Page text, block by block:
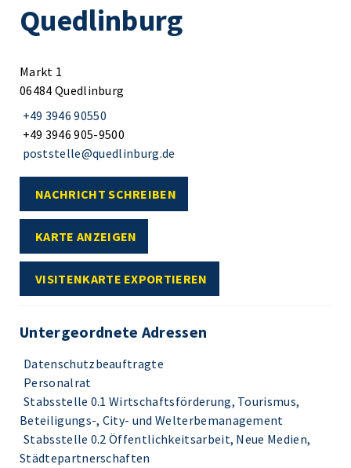
Quedlinburg
Markt 1
06484 Quedlinburg
+49 3946 90550
+49 3946 905-9500
poststelle@quedlinburg.de
NACHRICHT SCHREIBEN
KARTE ANZEIGEN
VISITENKARTE EXPORTIEREN
Untergeordnete Adressen
Datenschutzbeauftragte
Personalrat
Stabsstelle 0.1 Wirtschaftsförderung, Tourismus,
Beteiligungs-, City- und Welterbemanagement
Stabsstelle 0.2 Öffentlichkeitsarbeit, Neue Medien,
Städtepartnerschaften